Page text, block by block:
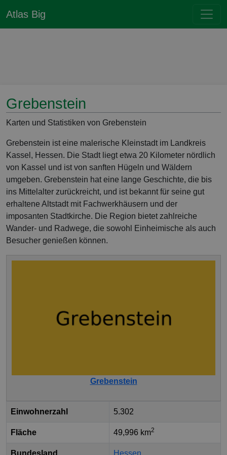
Atlas Big
Grebenstein
Karten und Statistiken von Grebenstein
Grebenstein ist eine malerische Kleinstadt im Landkreis
Kassel, Hessen. Die Stadt liegt etwa 20 Kilometer nördlich
von Kassel und ist von sanften Hügeln und Wäldern
umgeben. Grebenstein hat eine lange Geschichte, die bis
ins Mittelalter zurückreicht, und ist bekannt für seine gut
erhaltene Altstadt mit Fachwerkhäusern und der
imposanten Stadtkirche. Die Region bietet zahlreiche
Wander- und Radwege, die sowohl Einheimische als auch
Besucher genießen können.
Grebenstein
Einwohnerzahl 5.302
Fläche 49,996 km2